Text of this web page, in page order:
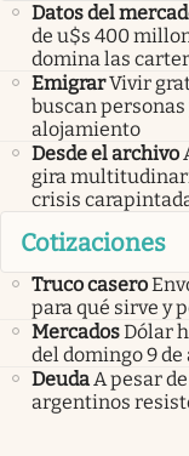
Datos del
de u$s 400
domina las
EmigrarVivir
buscan
alojamiento
Desde el archivo
gira
crisis
Cotizaciones
Truco casero
para qué sirve y
MercadosDólar
del domingo 9
DeudaA pesar
argentinos